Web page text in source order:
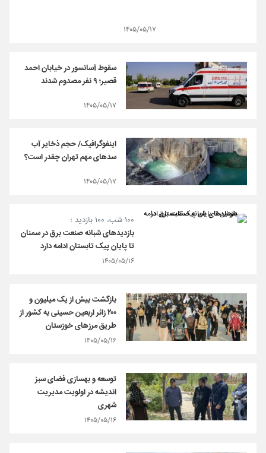
۱۴۰۵/۰۵/۱۷
سقوط آسانسور در خیابان احمد
قصیر؛ ۹ نفر مصدوم شدند
۱۴۰۵/۰۵/۱۷
اینفوگرافیک/ حجم ذخایر آب
سدهای مهم تهران چقدر است؟
۱۴۰۵/۰۵/۱۷
۱۰۰ شب، ۱۰۰ بازدید ؛
بازدیدهای شبانه صنعت برق در سمنان
تا پایان پیک تابستان ادامه دارد
۱۴۰۵/۰۵/۱۶
بازگشت بیش از یک میلیون و
۲۰۰ زائر اربعین حسینی به کشور از
طریق مرز‌های خوزستان
۱۴۰۵/۰۵/۱۶
توسعه و بهسازی فضای سبز
اندیشه در اولویت مدیریت
شهری
۱۴۰۵/۰۵/۱۶